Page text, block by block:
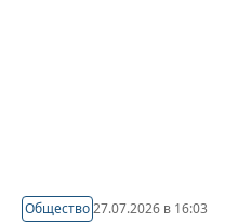
Общество27.07.2026 в 16:03